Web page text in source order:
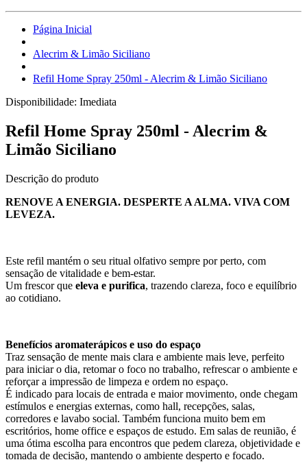
Página Inicial
Alecrim & Limão Siciliano
Refil Home Spray 250ml - Alecrim & Limão Siciliano
Disponibilidade: Imediata
Refil Home Spray 250ml - Alecrim &
Limão Siciliano
Descrição do produto
RENOVE A ENERGIA. DESPERTE A ALMA. VIVA COM
LEVEZA.
Este refil mantém o seu ritual olfativo sempre por perto, com
sensação de vitalidade e bem-estar.
Um frescor que eleva e purifica, trazendo clareza, foco e equilíbrio
ao cotidiano.
Benefícios aromaterápicos e uso do espaço
Traz sensação de mente mais clara e ambiente mais leve, perfeito
para iniciar o dia, retomar o foco no trabalho, refrescar o ambiente e
reforçar a impressão de limpeza e ordem no espaço.
É indicado para locais de entrada e maior movimento, onde chegam
estímulos e energias externas, como hall, recepções, salas,
corredores e lavabo social. Também funciona muito bem em
escritórios, home office e espaços de estudo. Em salas de reunião, é
uma ótima escolha para encontros que pedem clareza, objetividade e
tomada de decisão, mantendo o ambiente desperto e focado.